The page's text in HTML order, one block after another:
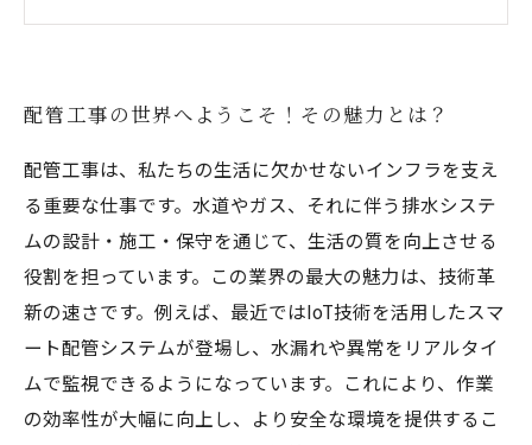
新たな可能性を探る旅：配管工事の進化と展望
配管工事の世界へようこそ！その魅力とは？
配管工事は、私たちの生活に欠かせないインフラを支え
る重要な仕事です。水道やガス、それに伴う排水システ
ムの設計・施工・保守を通じて、生活の質を向上させる
役割を担っています。この業界の最大の魅力は、技術革
新の速さです。例えば、最近ではIoT技術を活用したスマ
ート配管システムが登場し、水漏れや異常をリアルタイ
ムで監視できるようになっています。これにより、作業
の効率性が大幅に向上し、より安全な環境を提供するこ